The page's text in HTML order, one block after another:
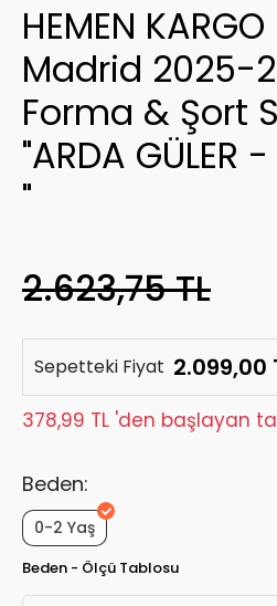
HEMEN
Madrid 2025-
Forma & Şort
"ARDA GÜLER
"
2.623,75 TL
Sepetteki Fiyat 2.099,00
378,99 TL 'den başlayan
Beden:
0-2 Yaş
Beden - Ölçü Tablosu